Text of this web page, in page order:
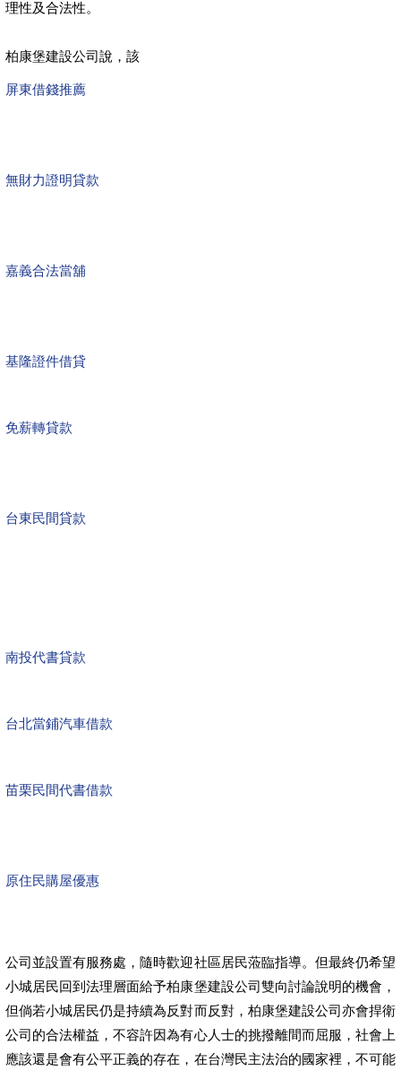
理性及合法性。
柏康堡建設公司說，該
屏東借錢推薦
無財力證明貸款
嘉義合法當舖
基隆證件借貸
免薪轉貸款
台東民間貸款
南投代書貸款
台北當鋪汽車借款
苗栗民間代書借款
原住民購屋優惠
公司並設置有服務處，隨時歡迎社區居民蒞臨指導。但最終仍希望
小城居民回到法理層面給予柏康堡建設公司雙向討論說明的機會，
但倘若小城居民仍是持續為反對而反對，柏康堡建設公司亦會捍衛
公司的合法權益，不容許因為有心人士的挑撥離間而屈服，社會上
應該還是會有公平正義的存在，在台灣民主法治的國家裡，不可能